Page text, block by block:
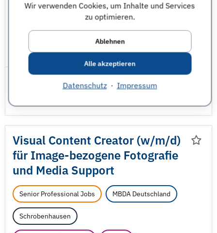
Wir verwenden Cookies, um Inhalte und Services
zu optimieren.
Ablehnen
Alle akzeptieren
Datenschutz· Impressum
Luft- und Raumfahrttechnik
Maschinenbau Mathematik
JobNr 1849884 | 03.08.2026
Visual Content Creator (w/m/d)
für Image-bezogene Fotografie
und Media Support
Senior Professional Jobs MBDA Deutschland
Schrobenhausen